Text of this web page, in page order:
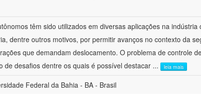
têm sido utilizados em diversas aplicações na indústria
dentre outros motivos, por permitir avanços no contexto da
que demandam deslocamento. O problema de controle
de desafios dentre os quais é possível destacar ... leia mais
Federal da Bahia - BA - Brasil